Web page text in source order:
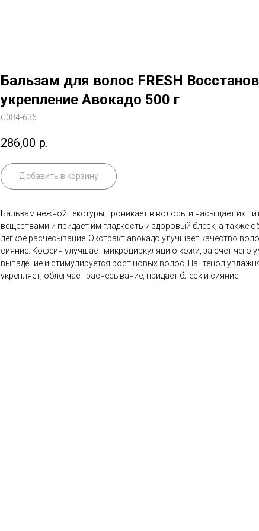
Бальзам для волос FRESH
укрепление Авокадо 500 г
C084-636
286,00 р.
Добавить в корзину
Бальзам нежной текстуры проникает в волосы и насыщает их
веществами и придает им гладкость и здоровый блеск, а также
легкое расчесывание. Экстракт авокадо улучшает качество
сияние. Кофеин улучшает микроциркуляцию кожи, за счет чего
выпадение и стимулируется рост новых волос. Пантенол
укрепляет, облегчает расчесывание, придает блеск и сияние.